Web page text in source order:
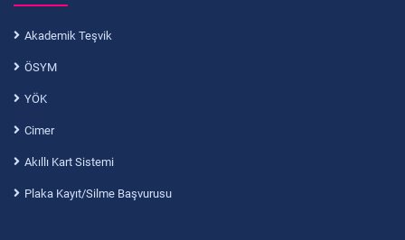
Akademik Teşvik
ÖSYM
YÖK
Cimer
Akıllı Kart Sistemi
Plaka Kayıt/Silme Başvurusu